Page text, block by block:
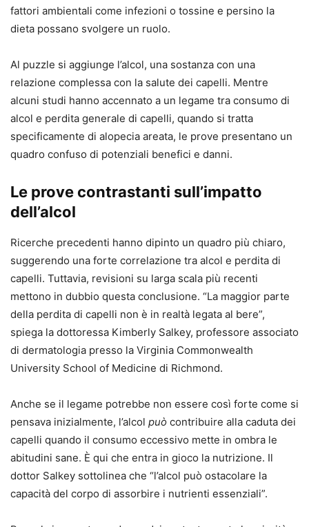
fattori ambientali come infezioni o tossine e persino la
dieta possano svolgere un ruolo.
Al puzzle si aggiunge l’alcol, una sostanza con una
relazione complessa con la salute dei capelli. Mentre
alcuni studi hanno accennato a un legame tra consumo di
alcol e perdita generale di capelli, quando si tratta
specificamente di alopecia areata, le prove presentano un
quadro confuso di potenziali benefici e danni.
Le prove contrastanti sull’impatto
dell’alcol
Ricerche precedenti hanno dipinto un quadro più chiaro,
suggerendo una forte correlazione tra alcol e perdita di
capelli. Tuttavia, revisioni su larga scala più recenti
mettono in dubbio questa conclusione. “La maggior parte
della perdita di capelli non è in realtà legata al bere”,
spiega la dottoressa Kimberly Salkey, professore associato
di dermatologia presso la Virginia Commonwealth
University School of Medicine di Richmond.
Anche se il legame potrebbe non essere così forte come si
pensava inizialmente, l’alcol può contribuire alla caduta dei
capelli quando il consumo eccessivo mette in ombra le
abitudini sane. È qui che entra in gioco la nutrizione. Il
dottor Salkey sottolinea che “l’alcol può ostacolare la
capacità del corpo di assorbire i nutrienti essenziali”.